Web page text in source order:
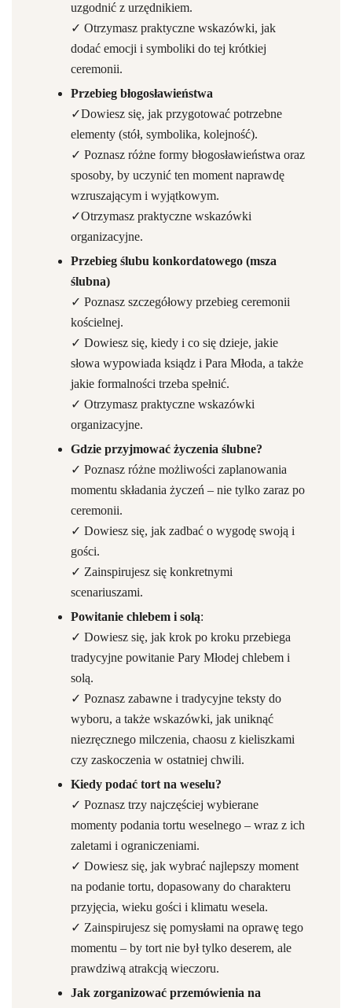
uzgodnić z urzędnikiem.
✓ Otrzymasz praktyczne wskazówki, jak
dodać emocji i symboliki do tej krótkiej
ceremonii.
Przebieg błogosławieństwa
✓Dowiesz się, jak przygotować potrzebne
elementy (stół, symbolika, kolejność).
✓ Poznasz różne formy błogosławieństwa oraz
sposoby, by uczynić ten moment naprawdę
wzruszającym i wyjątkowym.
✓Otrzymasz praktyczne wskazówki
organizacyjne.
Przebieg ślubu konkordatowego (msza
ślubna)
✓ Poznasz szczegółowy przebieg ceremonii
kościelnej.
✓ Dowiesz się, kiedy i co się dzieje, jakie
słowa wypowiada ksiądz i Para Młoda, a także
jakie formalności trzeba spełnić.
✓ Otrzymasz praktyczne wskazówki
organizacyjne.
Gdzie przyjmować życzenia ślubne?
✓ Poznasz różne możliwości zaplanowania
momentu składania życzeń – nie tylko zaraz po
ceremonii.
✓ Dowiesz się, jak zadbać o wygodę swoją i
gości.
✓ Zainspirujesz się konkretnymi
scenariuszami.
Powitanie chlebem i solą:
✓ Dowiesz się, jak krok po kroku przebiega
tradycyjne powitanie Pary Młodej chlebem i
solą.
✓ Poznasz zabawne i tradycyjne teksty do
wyboru, a także wskazówki, jak uniknąć
niezręcznego milczenia, chaosu z kieliszkami
czy zaskoczenia w ostatniej chwili.
Kiedy podać tort na weselu?
✓ Poznasz trzy najczęściej wybierane
momenty podania tortu weselnego – wraz z ich
zaletami i ograniczeniami.
✓ Dowiesz się, jak wybrać najlepszy moment
na podanie tortu, dopasowany do charakteru
przyjęcia, wieku gości i klimatu wesela.
✓ Zainspirujesz się pomysłami na oprawę tego
momentu – by tort nie był tylko deserem, ale
prawdziwą atrakcją wieczoru.
Jak zorganizować przemówienia na